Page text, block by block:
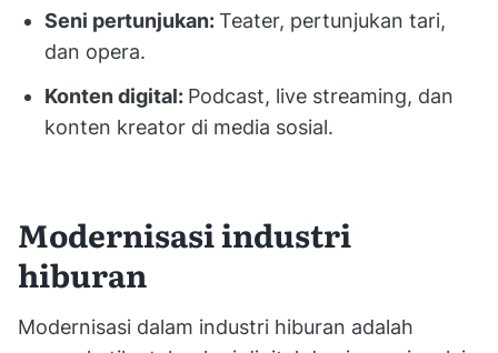
Seni pertunjukan:Teater, pertunjukan tari,
dan opera.
Konten digital: Podcast, live streaming, dan
konten kreator di media sosial.
Modernisasi industri
hiburan
Modernisasi dalam industri hiburan adalah